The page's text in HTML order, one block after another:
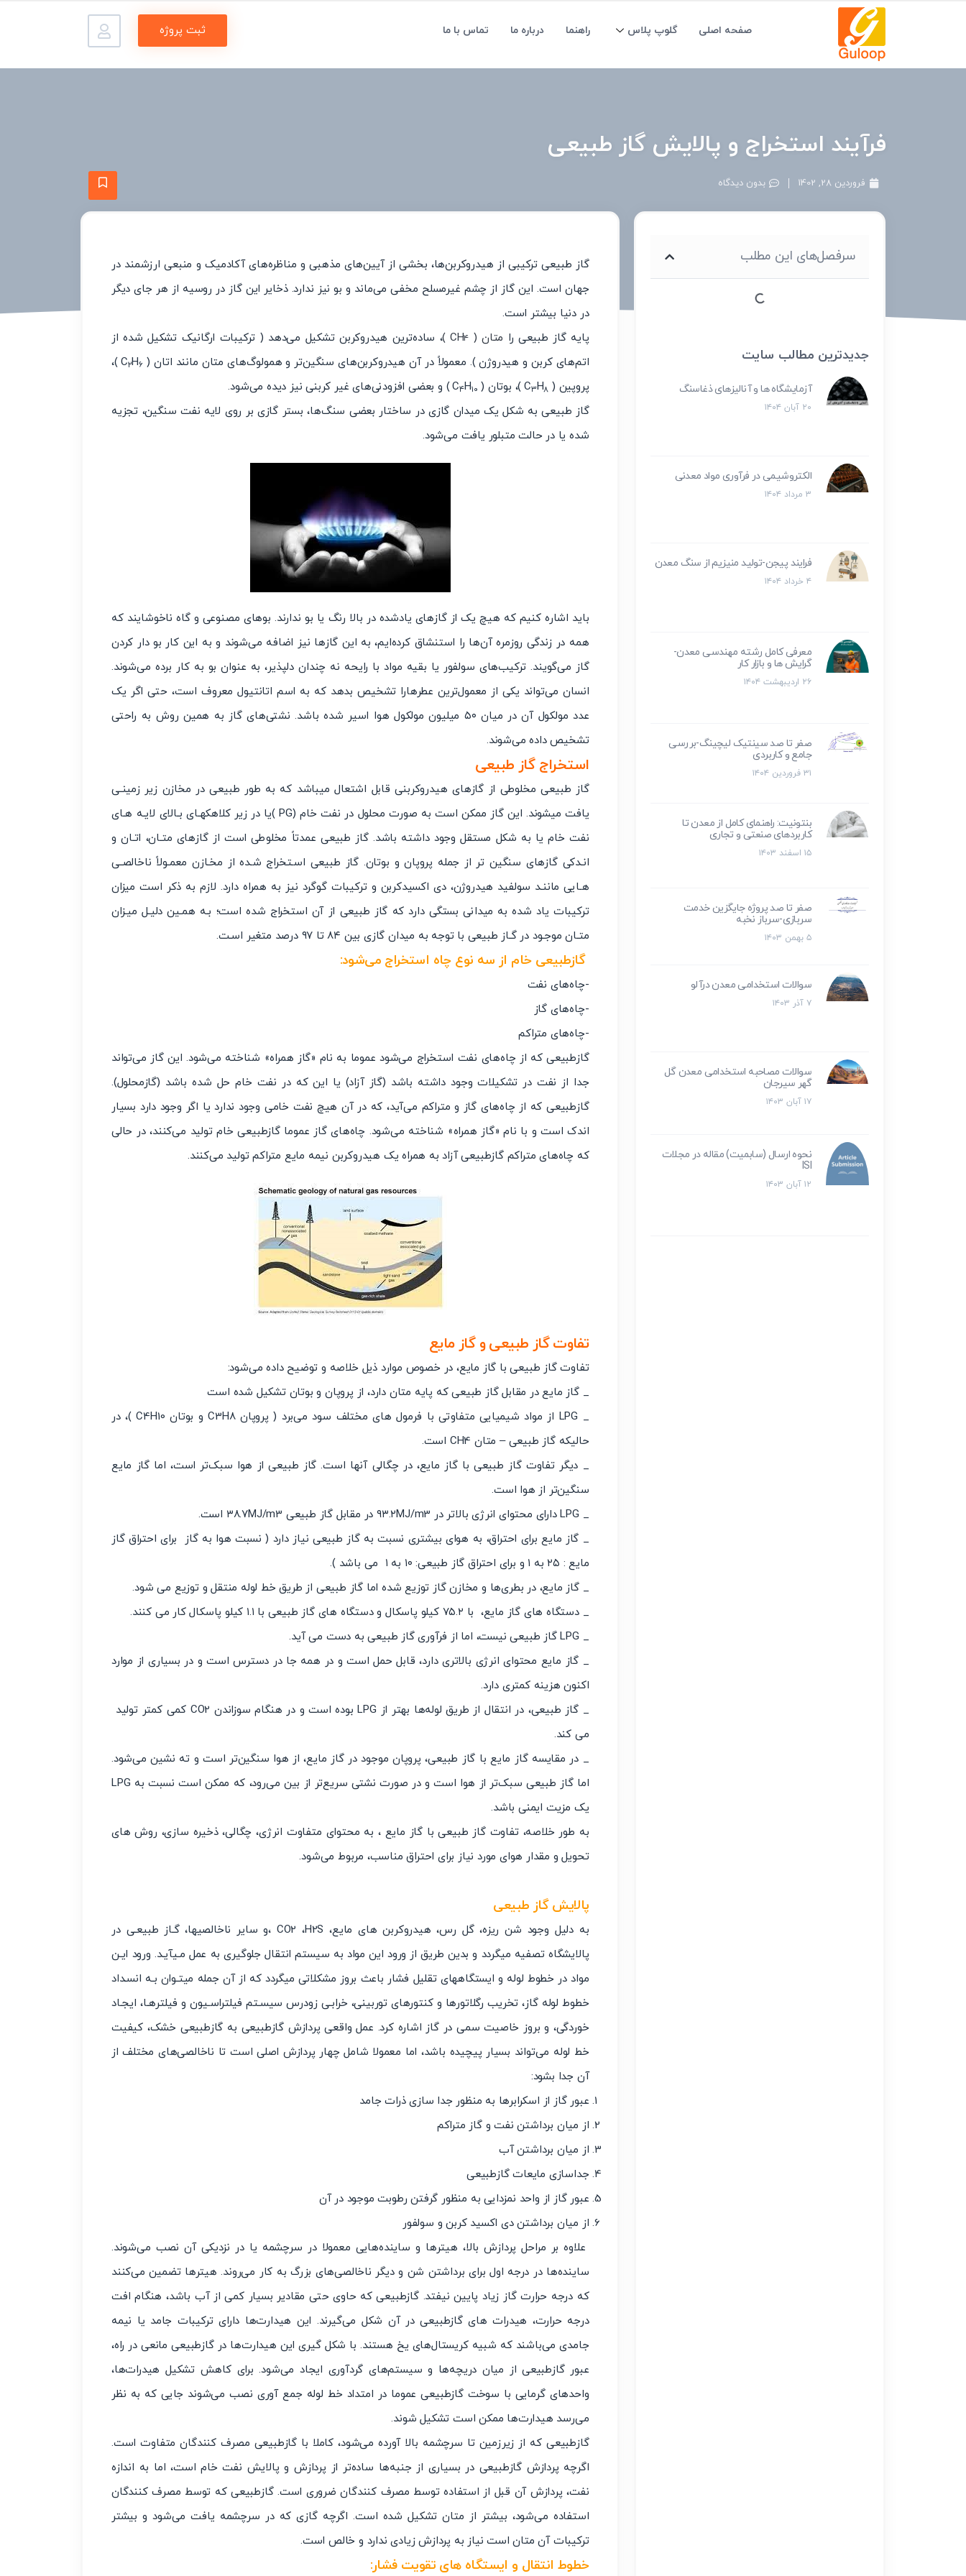
صفحه اصلی گلوپ پلاس راهنما درباره ما تماس با ما ثبت پروژه
فرآیند استخراج و پالایش گاز طبیعی
فروردین 28, 1402 بدون دیدگاه
سرفصل‌های این مطلب
جدیدترین مطالب سایت
آزمایشگاه ها و آنالیزهای ذغاسنگ
۲۰ آبان ۱۴۰۴
الکتروشیمی در فرآوری مواد معدنی
۳ مرداد ۱۴۰۴
فرایند پیجن-تولید منیزیم از سنگ معدن
۴ خرداد ۱۴۰۴
معرفی کامل رشته مهندسی معدن-
گرایش ها و بازار کار
۲۶ اردیبهشت ۱۴۰۴
صفر تا صد سینتیک لیچینگ-بررسی
جامع و کاربردی
۳۱ فروردین ۱۴۰۴
بنتونیت: راهنمای کامل از معدن تا
کاربردهای صنعتی و تجاری
۱۵ اسفند ۱۴۰۳
صفر تا صد پروژه جایگزین خدمت
سربازی-سرباز نخبه
۵ بهمن ۱۴۰۳
سوالات استخدامی معدن درآلو
۷ آذر ۱۴۰۳
سوالات مصاحبه استخدامی معدن گل
گهر سیرجان
۱۷ آبان ۱۴۰۳
نحوه ارسال (سابمیت) مقاله در مجلات
ISI
۱۲ آبان ۱۴۰۳
گاز طبیعی ترکیبی از هیدروکربن‌ها، بخشی از آیین‌های مذهبی و مناظره‌های آکادمیک و منبعی ارزشمند در
جهان است. این گاز از چشم غیرمسلح مخفی می‌ماند و بو نیز ندارد. ذخایر این گاز در روسیه از هر جای دیگر
در دنیا بیشتر است.
پایه گاز طبیعی را متان ( CH ۴ )، ساده‌ترین هیدروکربن تشکیل می‌دهد ( ترکیبات ارگانیک تشکیل شده از
اتم‌های کربن و هیدروژن ). معمولاً در آن هیدروکربن‌های سنگین‌تر و همولوگ‌های متان مانند اتان ( C
۲H۶
)،
پروپین ( C
۳H۸ )، بوتان ( C ۴H۱۰
) و بعضی افزودنی‌های غیر کربنی نیز دیده می‌شود.
گاز طبیعی به شکل یک میدان گازی در ساختار بعضی سنگ‌ها، بستر گازی بر روی لایه نفت سنگین، تجزیه
شده یا در حالت متبلور یافت می‌شود.
باید اشاره کنیم که هیچ یک از گازهای یادشده در بالا رنگ یا بو ندارند. بوهای مصنوعی و گاه ناخوشایند که
همه در زندگی روزمره آن‌ها را استنشاق کرده‌ایم، به این گازها نیز اضافه می‌شوند و به این کار بو دار کردن
گاز می‌گویند. ترکیب‌های سولفور یا بقیه مواد با رایحه نه چندان دلپذیر، به عنوان بو به کار برده می‌شوند.
انسان می‌تواند یکی از معمول‌ترین عطرهارا تشخیص بدهد که به اسم اتانتیول معروف است، حتی اگر یک
عدد مولکول آن در میان ۵۰ میلیون مولکول هوا اسیر شده باشد. نشتی‌های گاز به همین روش به راحتی
تشخیص داده می‌شوند.
استخراج گاز طبیعی
گاز طبیعی مخلوطی از گازهای هیدروکربنی قابل اشتعال میباشد که به طور طبیعی در مخازن زیر زمینـی
یافت میشوند. این گاز ممکن است به صورت محلول در نفت خام (PG )یا در زیر کلاهکهـای بـالای لایـه هـای
نفت خام یا به شکل مستقل وجود داشته باشد. گاز طبیعی عمدتاً مخلوطی است از گازهای متـان، اتـان و
انـدکی گازهای سنگین تر از جمله پروپان و بوتان. گاز طبیعی اسـتخراج شـده از مخـازن معمـولاً ناخالصـی
هـایی ماننـد سولفید هیدروژن، دی اکسیدکربن و ترکیبات گوگرد نیز به همراه دارد. لازم به ذکر است میزان
ترکیبات یاد شده به میدانی بستگی دارد که گاز طبیعی از آن استخراج شده است؛ بـه همـین دلیـل میـزان
متـان موجـود در گـاز طبیعی با توجه به میدان گازی بین ۸۴ تا ۹۷ درصد متغیر اسـت.
گازطبیعی خام از سه نوع چاه استخراج می‌شود:
-چاه‌های نفت
-چاه‌های گاز
-چاه‌های متراکم
گازطبیعی که از چاه‌های نفت استخراج می‌شود عموما به نام «گاز همراه» شناخته می‌شود. این گاز می‌تواند
جدا از نفت در تشکیلات وجود داشته باشد (گاز آزاد) یا این که در نفت خام حل شده باشد (گازمحلول).
گازطبیعی که از چاه‌های گاز و متراکم می‌آید، که در آن هیچ نفت خامی وجود ندارد یا اگر وجود دارد بسیار
اندک است و با نام «گاز همراه» شناخته می‌شود. چاه‌های گاز عموما گازطبیعی خام تولید می‌کنند، در حالی
که چاه‌های متراکم گازطبیعی آزاد به همراه یک هیدروکربن نیمه مایع متراکم تولید می‌کنند.
تفاوت گاز طبیعی و گاز مایع
تفاوت گاز طبیعی با گاز مایع، در خصوص موارد ذیل خلاصه و توضیح داده می‌شود:
_ گاز مایع در مقابل گاز طبیعی که پایه متان دارد، از پروپان و بوتان تشکیل شده است
_ LPG از مواد شیمیایی متفاوتی با فرمول های مختلف سود می‌برد ( پروپان C3H8 و بوتان C4H10 )، در
حالیکه گاز طبیعی – متان CH4 است.
_ دیگر تفاوت گاز طبیعی با گاز مایع، در چگالی آنها است. گاز طبیعی از هوا سبک‌تر است، اما گاز مایع
سنگین‌تر از هوا است.
_ LPG دارای محتوای انرژی بالاتر در ۹۳.۲MJ/m3 در مقابل گاز طبیعی ۳۸.۷MJ/m3 است.
_ گاز مایع برای احتراق، به هوای بیشتری نسبت به گاز طبیعی نیاز دارد ( نسبت هوا به گاز برای احتراق گاز
مایع : ۲۵ به ۱ و برای احتراق گاز طبیعی: ۱۰ به ۱ می باشد ).
_ گاز مایع، در بطری‌ها و مخازن گاز توزیع شده اما گاز طبیعی از طریق خط لوله منتقل و توزیع می شود.
_ دستگاه های گاز مایع، با ۷۵.۲ کیلو پاسکال و دستگاه های گاز طبیعی با ۱.۱ کیلو پاسکال کار می کنند.
_ LPG گاز طبیعی نیست، اما از فرآوری گاز طبیعی به دست می آید.
_ گاز مایع محتوای انرژی بالاتری دارد، قابل حمل است و در همه جا در دسترس است و در بسیاری از موارد
اکنون هزینه کمتری دارد.
_ گاز طبیعی، در انتقال از طریق لوله‌ها بهتر از LPG بوده است و در هنگام سوزاندن CO2 کمی کمتر تولید
می کند.
_ در مقایسه گاز مایع با گاز طبیعی، پروپان موجود در گاز مایع، از هوا سنگین‌تر است و ته نشین می‌شود.
اما گاز طبیعی سبک‌تر از هوا است و در صورت نشتی سریع‌تر از بین می‌رود، که ممکن است نسبت به LPG
یک مزیت ایمنی باشد.
به طور خلاصه، تفاوت گاز طبیعی با گاز مایع ، به محتوای متفاوت انرژی، چگالی، ذخیره سازی، روش های
تحویل و مقدار هوای مورد نیاز برای احتراق مناسب، مربوط می‌شود.
پالایش گاز طبیعی
به دلیل وجود شن ریزه، گل رس، هیدروکربن های مایع، CO2 ،H2S ،و سایر ناخالصیها، گـاز طبیعـی در
پالایشگاه تصفیه میگردد و بدین طریق از ورود این مواد به سیستم انتقال جلوگیری به عمل مـیآیـد. ورود ایـن
مواد در خطوط لوله و ایستگاههای تقلیل فشار باعث بروز مشکلاتی میگردد که از آن جمله میتـوان بـه انسـداد
خطوط لوله گاز، تخریب رگلاتورها و کنتورهای توربینی، خرابـی زودرس سیسـتم فیلتراسـیون و فیلترهـا، ایجـاد
خوردگی، و بروز خاصیت سمی در گاز اشاره کرد. عمل واقعی پردازش گازطبیعی به گازطبیعی خشک، کیفیت
خط لوله می‌تواند بسیار پیچیده باشد، اما معمولا شامل چهار پردازش اصلی است تا ناخالصی‌های مختلف از
آن جدا بشود:
عبور گاز از اسکرابرها به منظور جدا سازی ذرات جامد
از میان برداشتن نفت و گاز متراکم
از میان برداشتن آب
جداسازی مایعات گازطبیعی
عبور گاز از واحد نمزدایی به منظور گرفتن رطوبت موجود در آن
از میان برداشتن دی اکسید کربن و سولفور
علاوه بر مراحل پردازش بالا، هیترها و ساینده‌هایی معمولا در سرچشمه یا در نزدیکی آن نصب می‌شوند.
ساینده‌ها در درجه اول برای برداشتن شن و دیگر ناخالصی‌های بزرگ به کار می‌روند. هیترها تضمین می‌کنند
که درجه حرارت گاز زیاد پایین نیفتد. گازطبیعی که حاوی حتی مقادیر بسیار کمی از آب باشد، هنگام افت
درجه حرارت، هیدرات های گازطبیعی در آن شکل می‌گیرند. این هیدارت‌ها دارای ترکیبات جامد یا نیمه
جامدی می‌باشند که شبیه کریستال‌های یخ هستند. با شکل گیری این هیدارت‌ها در گازطبیعی مانعی در راه،
عبور گازطبیعی از میان دریچه‌ها و سیستم‌های گردآوری ایجاد می‌شود. برای کاهش تشکیل هیدرات‌ها،
واحدهای گرمایی با سوخت گازطبیعی عموما در امتداد خط لوله جمع آوری نصب می‌شوند جایی که به نظر
می‌رسد هیدارت‌ها ممکن است تشکیل شوند.
گازطبیعی که از زیرزمین تا سرچشمه بالا آورده می‌شود، کاملا با گازطبیعی مصرف کنندگان متفاوت است.
اگرچه پردازش گازطبیعی در بسیاری از جنبه‌ها ساده‌تر از پردازش و پالایش نفت خام است، اما به اندازه
نفت، پردازش آن قبل از استفاده توسط مصرف کنندگان ضروری است. گازطبیعی که توسط مصرف کنندگان
استفاده می‌شود، بیشتر از متان تشکیل شده است. اگرچه گازی که در سرچشمه یافت می‌شود و بیشتر
ترکیبات آن متان است نیاز به پردازش زیادی ندارد و خالص است.
خطوط انتقال و ایستگاه های تقویت فشار: